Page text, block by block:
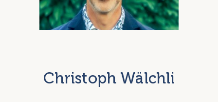
Christoph Wälchli